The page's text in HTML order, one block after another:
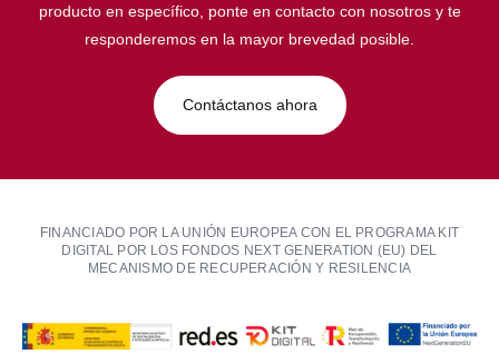
producto en específico, ponte en contacto con nosotros y te
responderemos en la mayor brevedad posible.
Contáctanos ahora
FINANCIADO POR LA UNIÓN EUROPEA CON EL PROGRAMA KIT
DIGITAL POR LOS FONDOS NEXT GENERATION (EU) DEL
MECANISMO DE RECUPERACIÓN Y RESILENCIA